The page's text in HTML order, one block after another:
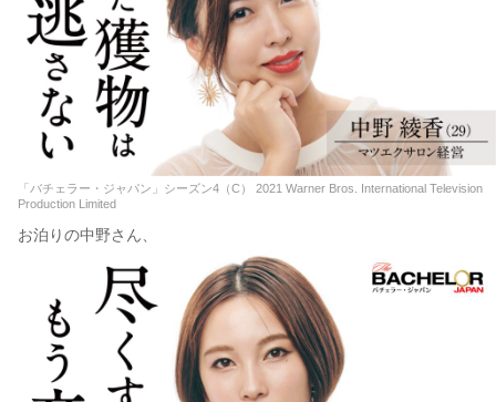
「バチェラー・ジャパン」シーズン4（C） 2021 Warner Bros. International Television
Production Limited
お泊りの中野さん、